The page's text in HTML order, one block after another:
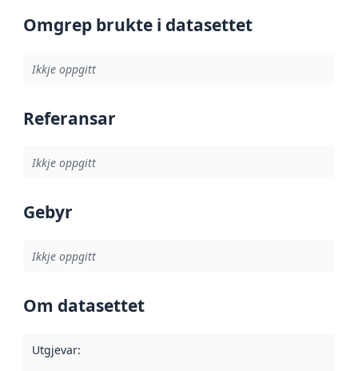
Omgrep brukte i datasettet
Ikkje oppgitt
Referansar
Ikkje oppgitt
Gebyr
Ikkje oppgitt
Om datasettet
Utgjevar: